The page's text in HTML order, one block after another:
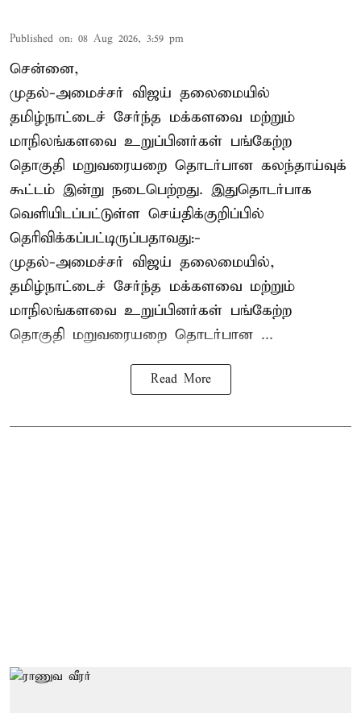
Published on: 08 Aug 2026, 3:59 pm
சென்னை,
முதல்-அமைச்சர் விஜய் தலைமையில்
தமிழ்நாட்டைச் சேர்ந்த மக்களவை மற்றும்
மாநிலங்களவை உறுப்பினர்கள் பங்கேற்ற
தொகுதி மறுவரையறை தொடர்பான கலந்தாய்வுக்
கூட்டம் இன்று நடைபெற்றது. இதுதொடர்பாக
வெளியிடப்பட்டுள்ள செய்திக்குறிப்பில்
தெரிவிக்கப்பட்டிருப்பதாவது:-
முதல்-அமைச்சர் விஜய் தலைமையில்,
தமிழ்நாட்டைச் சேர்ந்த மக்களவை மற்றும்
மாநிலங்களவை உறுப்பினர்கள் பங்கேற்ற
தொகுதி மறுவரையறை தொடர்பான ...
Read More